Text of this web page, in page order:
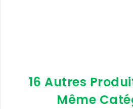
16 Autres
Même